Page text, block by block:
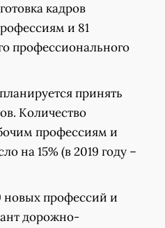
кадров
и 81
профессионального
принять
Количество
профессиям и
на 15% (в 2019 году –
новых профессий и
дорожно-